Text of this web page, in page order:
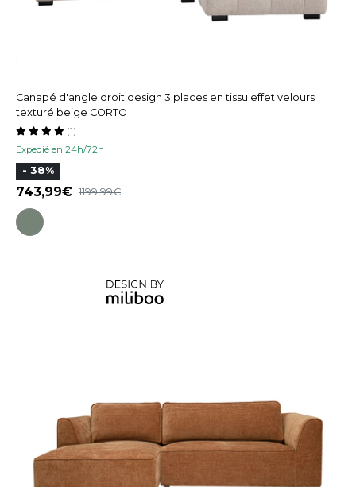
Canapé d'angle droit design 3 places en tissu effet velours
texturé beige CORTO
Expedié en 24h/72h
(1)
- 38%
743,99 1199,99